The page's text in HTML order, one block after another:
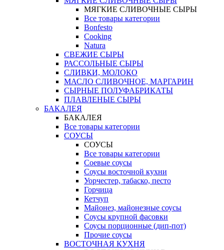
МЯГКИЕ СЛИВОЧНЫЕ СЫРЫ
Все товары категории
Bonfesto
Cooking
Natura
СВЕЖИЕ СЫРЫ
РАССОЛЬНЫЕ СЫРЫ
СЛИВКИ, МОЛОКО
МАСЛО СЛИВОЧНОЕ, МАРГАРИН
СЫРНЫЕ ПОЛУФАБРИКАТЫ
ПЛАВЛЕНЫЕ СЫРЫ
БАКАЛЕЯ
БАКАЛЕЯ
Все товары категории
СОУСЫ
СОУСЫ
Все товары категории
Соевые соусы
Соусы восточной кухни
Уорчестер, табаско, песто
Горчица
Кетчуп
Майонез, майонезные соусы
Соусы крупной фасовки
Соусы порционные (дип-пот)
Прочие соусы
ВОСТОЧНАЯ КУХНЯ